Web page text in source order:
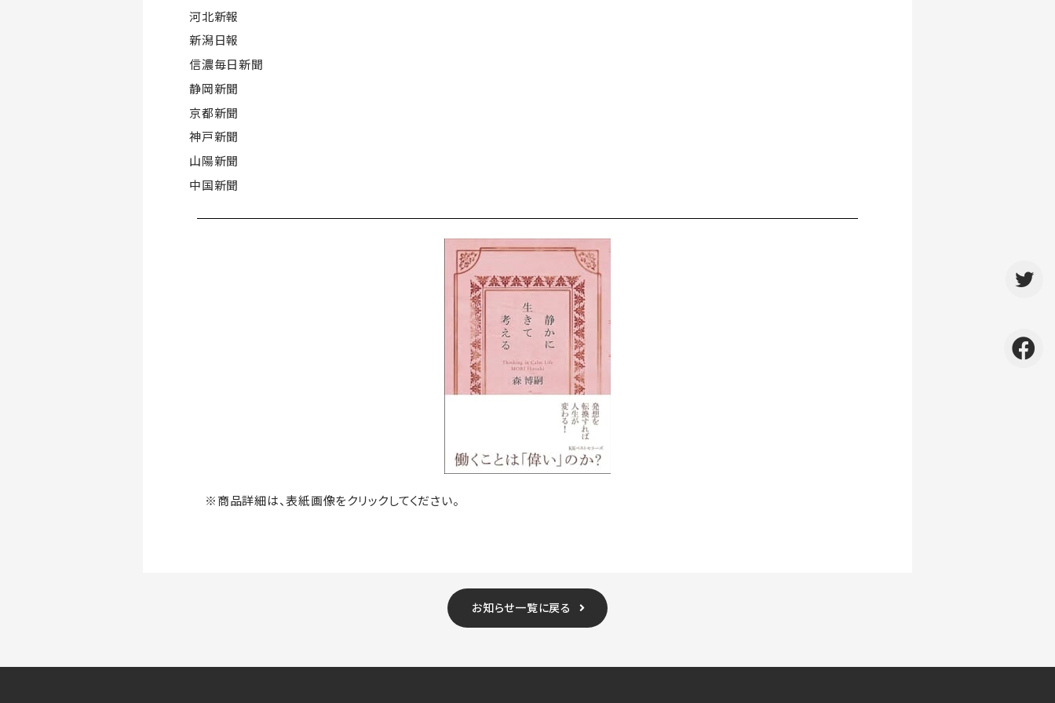
河北新報
新潟日報
信濃毎日新聞
静岡新聞
京都新聞
神戸新聞
山陽新聞
中国新聞
※商品詳細は、表紙画像をクリックしてください。
お知らせ一覧に戻る